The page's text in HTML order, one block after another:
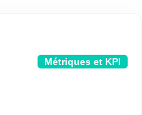
Métriques et KPI